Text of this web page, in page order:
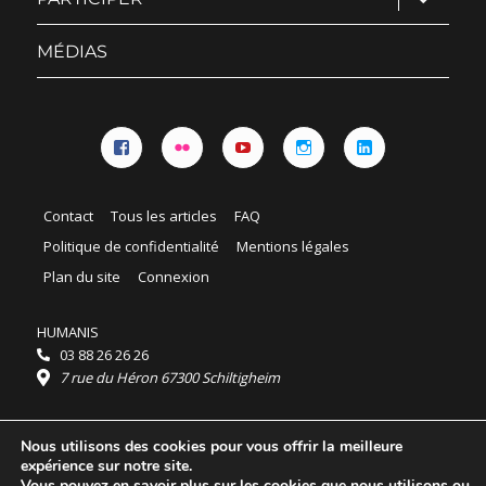
le
sous-
MÉDIAS
Contact Tous les articles
FAQ
Politique de confidentialité
Mentions légales
Plan du site
Connexion
HUMANIS
03 88 26 26 26
7 rue du Héron 67300 Schiltigheim
Horaires :
HUMANIS : du lundi au vendredi 9h - 18h
Ordidocaz : du lundi au vendredi 8h - 19h
Nous utilisons des cookies pour vous offrir la meilleure
expérience sur notre site.